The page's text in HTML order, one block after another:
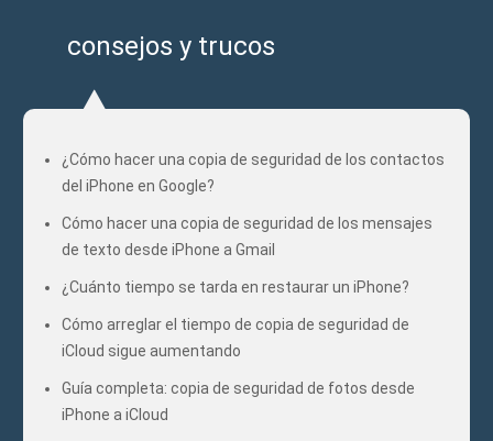
consejos y trucos
¿Cómo hacer una copia de seguridad de los contactos
del iPhone en Google?
Cómo hacer una copia de seguridad de los mensajes
de texto desde iPhone a Gmail
¿Cuánto tiempo se tarda en restaurar un iPhone?
Cómo arreglar el tiempo de copia de seguridad de
iCloud sigue aumentando
Guía completa: copia de seguridad de fotos desde
iPhone a iCloud